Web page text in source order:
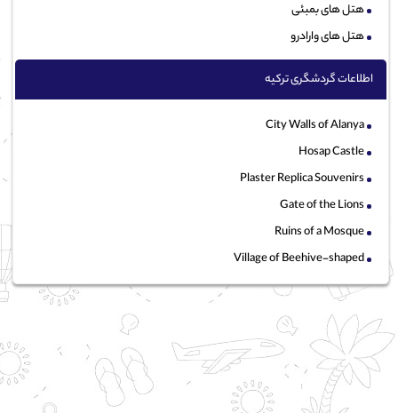
هتل های بمبئی
هتل های وارادرو
اطلاعات گردشگری ترکیه
City Walls of Alanya
Hosap Castle
Plaster Replica Souvenirs
Gate of the Lions
Ruins of a Mosque
Village of Beehive-shaped